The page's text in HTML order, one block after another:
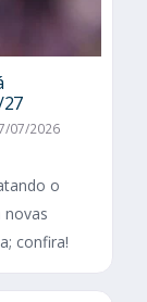
07/2026
o
novas
confira!